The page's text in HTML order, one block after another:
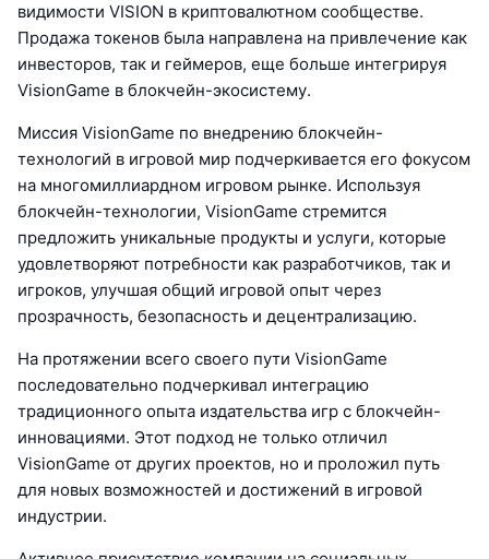
видимости VISION в криптовалютном сообществе.
Продажа токенов была направлена на привлечение как
инвесторов, так и геймеров, еще больше интегрируя
VisionGame в блокчейн-экосистему.
Миссия VisionGame по внедрению блокчейн-
технологий в игровой мир подчеркивается его фокусом
на многомиллиардном игровом рынке. Используя
блокчейн-технологии, VisionGame стремится
предложить уникальные продукты и услуги, которые
удовлетворяют потребности как разработчиков, так и
игроков, улучшая общий игровой опыт через
прозрачность, безопасность и децентрализацию.
На протяжении всего своего пути VisionGame
последовательно подчеркивал интеграцию
традиционного опыта издательства игр с блокчейн-
инновациями. Этот подход не только отличил
VisionGame от других проектов, но и проложил путь
для новых возможностей и достижений в игровой
индустрии.